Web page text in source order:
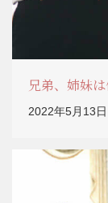
兄弟、姉妹
2022年5月13日